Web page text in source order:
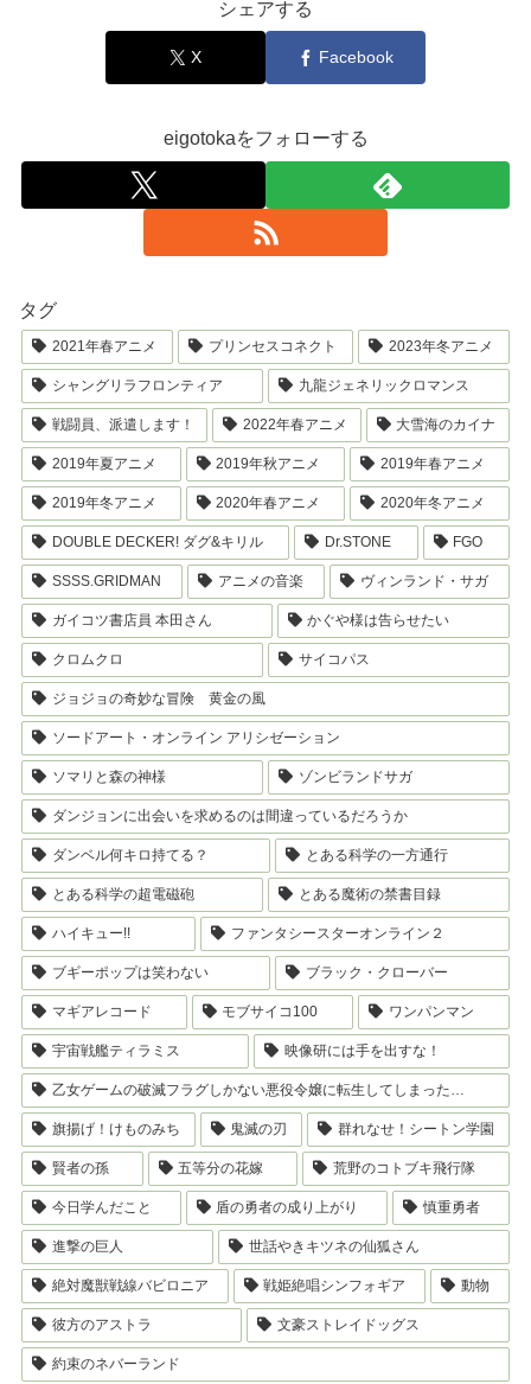
シェアする
X Facebook
eigotokaをフォローする
タグ
2021年春アニメ プリンセスコネクト 2023年冬アニメ
シャングリラフロンティア 九龍ジェネリックロマンス
戦闘員、派遣します！ 2022年春アニメ 大雪海のカイナ
2019年夏アニメ 2019年秋アニメ 2019年春アニメ
2019年冬アニメ 2020年春アニメ 2020年冬アニメ
DOUBLE DECKER! ダグ&キリル Dr.STONE FGO
SSSS.GRIDMAN アニメの音楽 ヴィンランド・サガ
ガイコツ書店員 本田さん かぐや様は告らせたい
クロムクロ サイコパス
ジョジョの奇妙な冒険 黄金の風
ソードアート・オンライン アリシゼーション
ソマリと森の神様 ゾンビランドサガ
ダンジョンに出会いを求めるのは間違っているだろうか
ダンベル何キロ持てる？ とある科学の一方通行
とある科学の超電磁砲 とある魔術の禁書目録
ハイキュー!! ファンタシースターオンライン２
ブギーポップは笑わない ブラック・クローバー
マギアレコード モブサイコ100 ワンパンマン
宇宙戦艦ティラミス 映像研には手を出すな！
乙女ゲームの破滅フラグしかない悪役令嬢に転生してしまった…
旗揚げ！けものみち 鬼滅の刃 群れなせ！シートン学園
賢者の孫 五等分の花嫁 荒野のコトブキ飛行隊
今日学んだこと 盾の勇者の成り上がり 慎重勇者
進撃の巨人 世話やきキツネの仙狐さん
絶対魔獣戦線バビロニア 戦姫絶唱シンフォギア 動物
彼方のアストラ 文豪ストレイドッグス
約束のネバーランド